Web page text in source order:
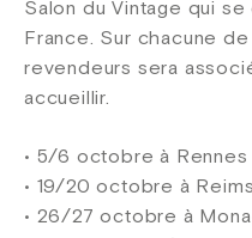
Salon du Vintage qui
France. Sur chacune
revendeurs sera
accueillir.
• 5/6 octobre à Rennes
• 19/20 octobre à Reims
• 26/27 octobre à